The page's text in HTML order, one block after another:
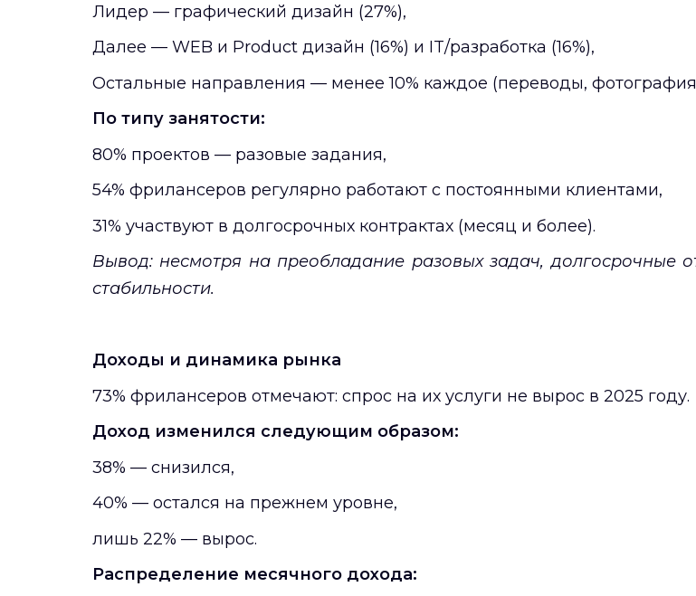
Лидер — графический дизайн (27%),
Далее — WEB и Product дизайн (16%) и IT/разработка (16%),
Остальные направления — менее 10% каждое (переводы,
По типу занятости:
80% проектов — разовые задания,
54% фрилансеров регулярно работают с постоянными клиентами,
31% участвуют в долгосрочных контрактах (месяц и более).
Вывод: несмотря на преобладание разовых задач, долгосрочные
стабильности.
Доходы и динамика рынка
73% фрилансеров отмечают: спрос на их услуги не вырос в 2025 году.
Доход изменился следующим образом:
38% — снизился,
40% — остался на прежнем уровне,
лишь 22% — вырос.
Распределение месячного дохода: